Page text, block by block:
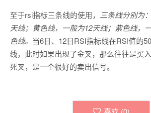
至于rsi指标三条线的使用，
三条线分别为
天线；黄色线，一般为12天线；紫色线，
色线。 当6日、12日RSI指标线在RSI值的
线，此时如果出现了金叉，那么往往是买
死叉，是一个很好的卖出信号。